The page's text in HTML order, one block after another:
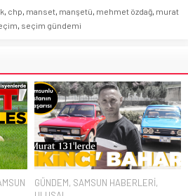
chp manset manşetü mehmet özdağ murat
seçim gündemi
GÜNDEM, SAMSUN HABERLERİ,